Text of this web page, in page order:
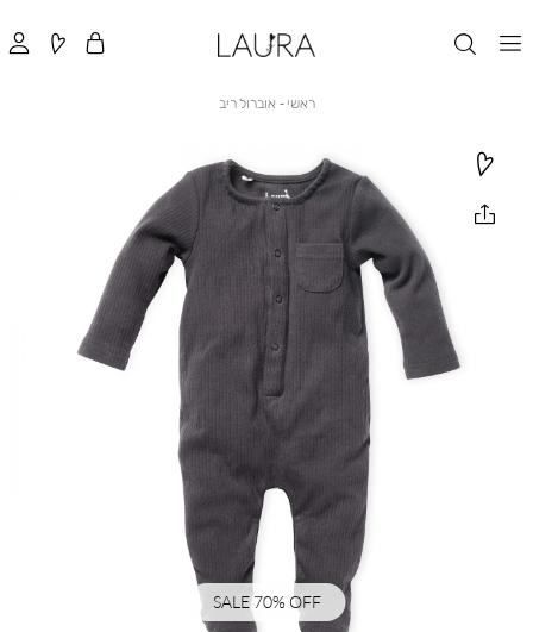
ראשי ראשי
אוברול ריב
SALE 70% OFF